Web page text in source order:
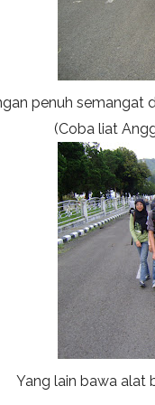
penuh semangat
(Coba liat
Yang lain bawa alat